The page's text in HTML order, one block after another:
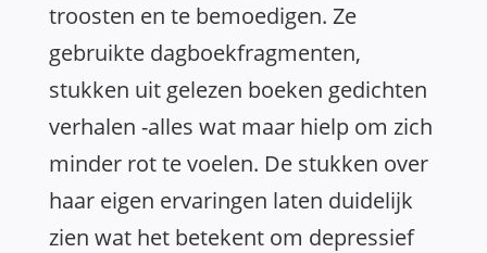
troosten en te bemoedigen. Ze
gebruikte dagboekfragmenten,
stukken uit gelezen boeken gedichten
verhalen -alles wat maar hielp om zich
minder rot te voelen. De stukken over
haar eigen ervaringen laten duidelijk
zien wat het betekent om depressief